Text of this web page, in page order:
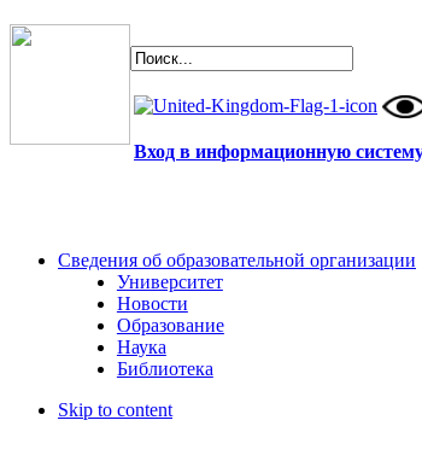
Вход в информационную
Сведения об образовательной организации
Университет
Новости
Образование
Наука
Библиотека
Skip to content